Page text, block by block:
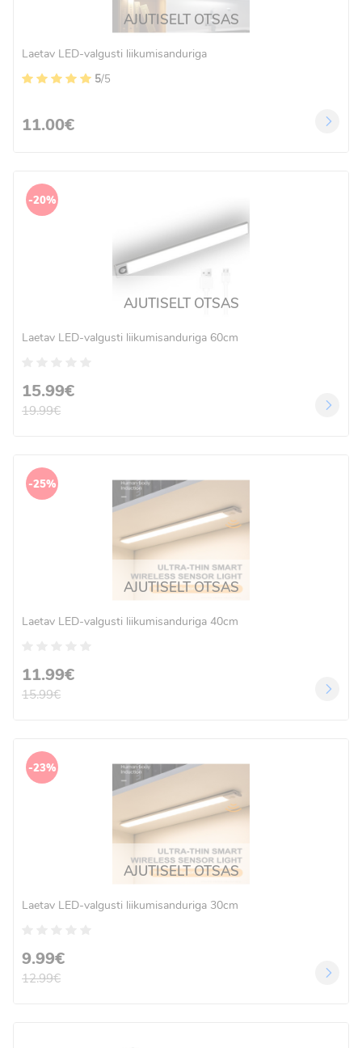
AJUTISELT OTSAS
Laetav LED-valgusti liikumisanduriga
5/5
11.00€
-20%
AJUTISELT OTSAS
Laetav LED-valgusti liikumisanduriga 60cm
15.99€
19.99€
-25%
AJUTISELT OTSAS
Laetav LED-valgusti liikumisanduriga 40cm
11.99€
15.99€
-23%
AJUTISELT OTSAS
Laetav LED-valgusti liikumisanduriga 30cm
9.99€
12.99€